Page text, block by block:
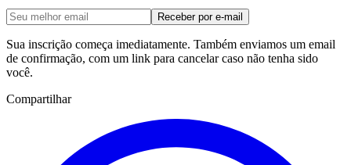
Receber por e-mail
Sua inscrição começa imediatamente. Também enviamos um email
de confirmação, com um link para cancelar caso não tenha sido
você.
Compartilhar